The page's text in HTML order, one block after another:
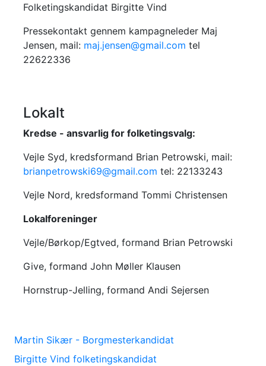
Folketingskandidat Birgitte Vind
Pressekontakt gennem kampagneleder Maj
Jensen, mail: maj.jensen@gmail.com tel
22622336
Lokalt
Kredse - ansvarlig for folketingsvalg:
Vejle Syd, kredsformand Brian Petrowski, mail:
brianpetrowski69@gmail.com tel: 22133243
Vejle Nord, kredsformand Tommi Christensen
Lokalforeninger
Vejle/Børkop/Egtved, formand Brian Petrowski
Give, formand John Møller Klausen
Hornstrup-Jelling, formand Andi Sejersen
Martin Sikær - Borgmesterkandidat
Birgitte Vind folketingskandidat